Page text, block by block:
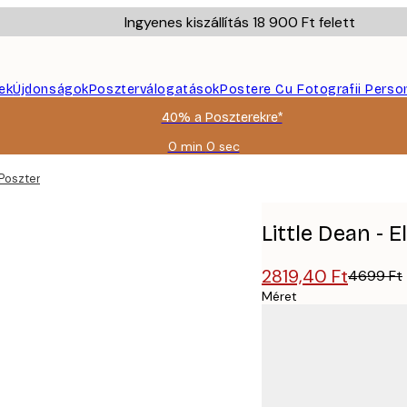
Ingyenes kiszállítás 18 900 Ft felett
ÚjdonságokPoszterválogatásokPostere Cu Fotografii
40% a Poszterekre*
0 min 0 sec
Érvényes:
Little Dean -
2819,40 Ft4699 Ft
Méret